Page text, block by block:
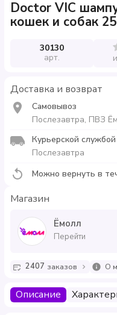
Doctor VIC
кошек и собак
30130
арт.
Доставка и возврат
Самовывоз
Послезавтра, ПВЗ
Курьерской
Послезавтра
Можно вернуть в
Магазин
Ёмолл
Перейти
2407 заказов О
Описание